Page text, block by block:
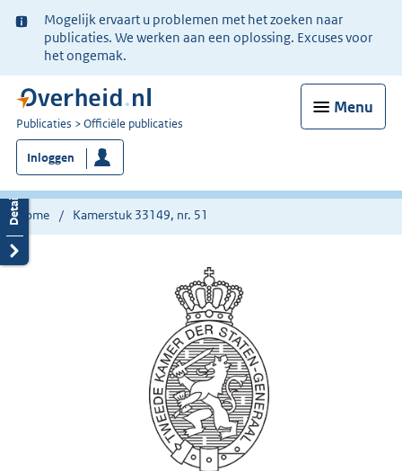
Ter
informatie:
Mogelijk ervaart u problemen met het zoeken naar
publicaties. We werken aan een oplossing. Excuses voor
het ongemak.
Menu
U
bent
nu
hier:
Publicaties Officiële publicaties
Inloggen
Home Kamerstuk 33149, nr. 51